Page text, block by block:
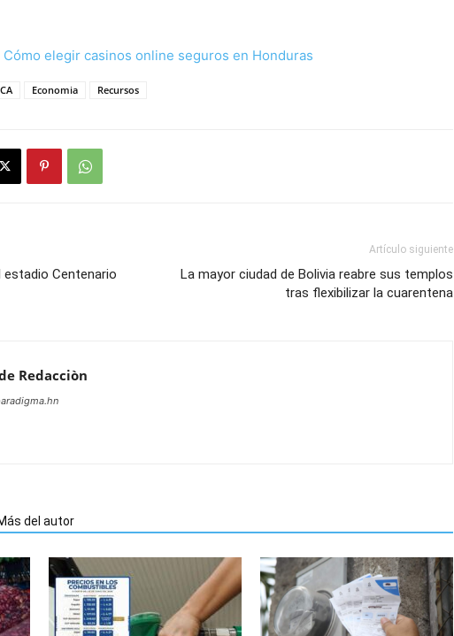
Cómo elegir casinos online seguros en Honduras
CA Economia Recursos
estadio Centenario
Artículo siguiente
La mayor ciudad de Bolivia reabre sus templos
tras flexibilizar la cuarentena
Redacciòn
del autor